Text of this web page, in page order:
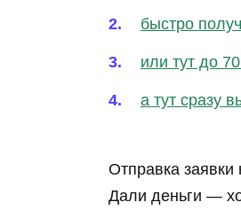
быстро
или тут до
а тут сразу
Отправка заявки
Дали деньги —